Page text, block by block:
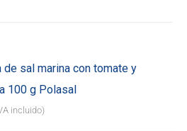
de sal marina con tomate y
100 g Polasal
incluido)